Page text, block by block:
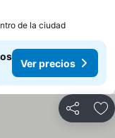
de la ciudad
Ver precios
Compartir